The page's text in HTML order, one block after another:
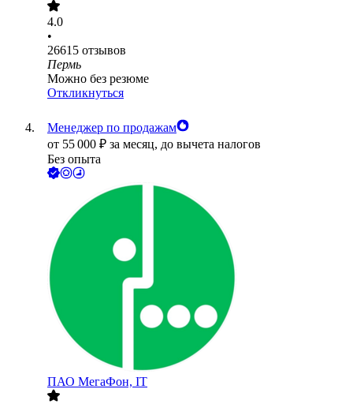
4.0
•
26615 отзывов
Пермь
Можно без резюме
Откликнуться
Менеджер по продажам
от 55 000 ₽ за месяц, до вычета налогов
Без опыта
ПАО МегаФон, IT